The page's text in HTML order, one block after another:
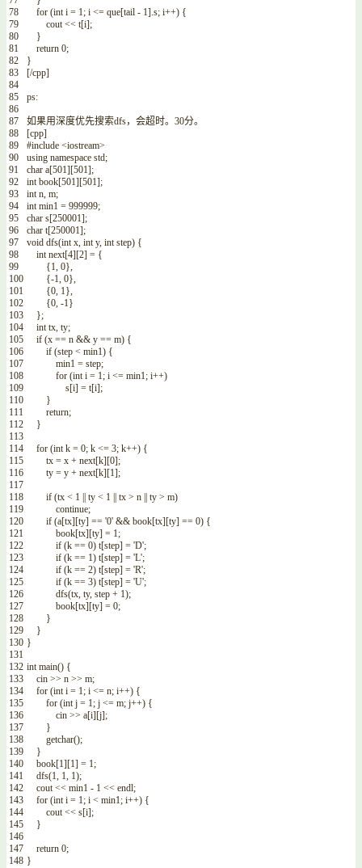
78
79
80
81
82
83
84
85
86
87
88
89
90
91
92
93
94
95
96
97
98
99
100
101
102
103
104
105
106
107
108
109
110
111
112
113
114
115
116
117
118
119
120
121
122
123
124
125
126
127
128
129
130
131
132
133
134
135
136
137
138
139
140
141
142
143
144
145
146
147
148
for (int i = 1; i <= que[tail - 1].s; i++) {
cout << t[i];
}
return 0;
}
[/cpp]
ps:
如果用深度优先搜索dfs，会超时。 30分。
[cpp]
#include <iostream>
using namespace std;
char a[501][501];
int book[501][501];
int n, m;
int min1 = 999999;
char s[250001];
char t[250001];
void dfs(int x, int y, int step) {
int next[4][2] = {
{1, 0},
{-1, 0},
{0, 1},
{0, -1}
};
int tx, ty;
if (x == n && y == m) {
if (step < min1) {
min1 = step;
for (int i = 1; i <= min1; i++)
s[i] = t[i];
}
return;
}
for (int k = 0; k <= 3; k++) {
tx = x + next[k][0];
ty = y + next[k][1];
if (tx < 1 ty < 1 tx > n ty > m)
continue;
if (a[tx][ty] == '0' && book[tx][ty] == 0) {
book[tx][ty] = 1;
if (k == 0) t[step] = 'D';
if (k == 1) t[step] = 'L';
if (k == 2) t[step] = 'R';
if (k == 3) t[step] = 'U';
dfs(tx, ty, step + 1);
book[tx][ty] = 0;
}
}
}
int main() {
cin >> n >> m;
for (int i = 1; i <= n; i++) {
for (int j = 1; j <= m; j++) {
cin >> a[i][j];
}
getchar();
}
book[1][1] = 1;
dfs(1, 1, 1);
cout << min1 - 1 << endl;
for (int i = 1; i < min1; i++) {
cout << s[i];
}
return 0;
}